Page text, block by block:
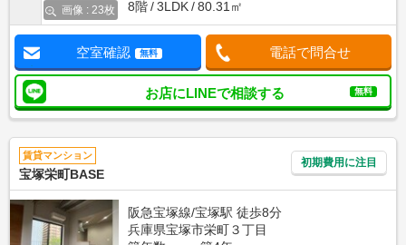
画像 : 23枚
8階
3LDK 80.31㎡
空室確認 無料 電話で問合せ
お店にLINEで相談する 無料
賃貸マンション
宝塚栄町BASE
初期費用に注目
阪急宝塚線/宝塚駅 徒歩8分
兵庫県宝塚市栄町３丁目